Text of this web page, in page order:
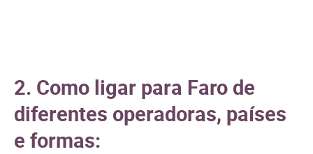
2. Como ligar para Faro de
diferentes operadoras, países
e formas: